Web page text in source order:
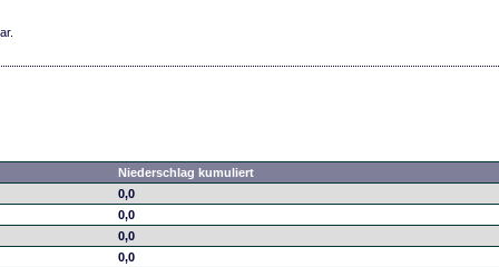
Niederschlag kumuliert
0,0
0,0
0,0
0,0